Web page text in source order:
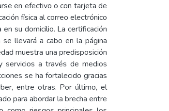
en efectivo o con tarjeta de
física al correo electrónico
su domicilio. La certificación
llevará a cabo en la página
muestra una predisposición
servicios a través de medios
se ha fortalecido gracias
entre otras. Por último, el
para abordar la brecha entre